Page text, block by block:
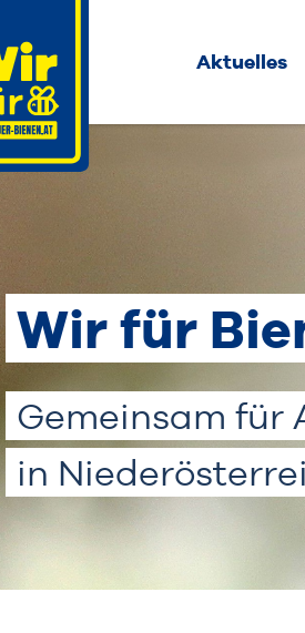
Aktuelles
Wir für
Gemeinsam für
in